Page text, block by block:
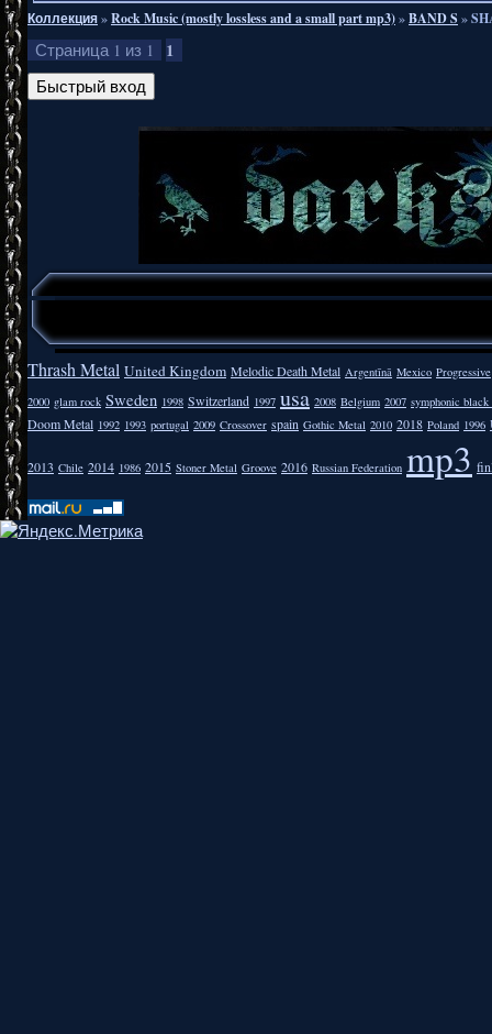
Коллекция»Rock Music (mostly lossless and a small part mp3)»BAND S »
Страница 1 из 1 1
Thrash Metal United Kingdom Melodic Death Metal Argentīnā Mexico Progressive
2000 glam rock Sweden 1998 Switzerland 1997 usa 2008 Belgium 2007 symphonic
Doom Metal 1992 1993 portugal 2009 Crossover spain Gothic Metal 2010 2018 Poland 1996
2013 Chile 2014 1986 2015 Stoner Metal Groove 2016 Russian Federation mp3